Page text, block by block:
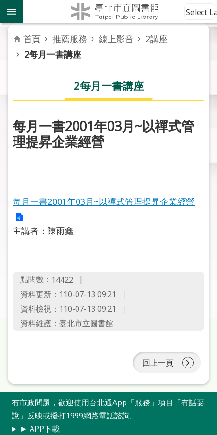
跳到主要內容區塊
到
館
資
訊
務
活
動
於
市
圖
請
常
見
問
市
圖
Select
首頁 推薦服務 線上影音
2講座
2每月一書講座
2每月一書講座
每月一書2001年03月~以禪式管
理提昇企業經營
每月一書2001年03月~以禪式管理提昇企業經營
主講者：陳雨鑫
點閱數： 14422
資料更新：110-07-13 09:21
資料檢視：110-07-13 09:21
資料維護：臺北市立圖書館
回上一頁
有市政問題，歡迎使用台北通App「服務」項目「有話要
說」反映或撥打1999網路電話諮詢。
► APP下載